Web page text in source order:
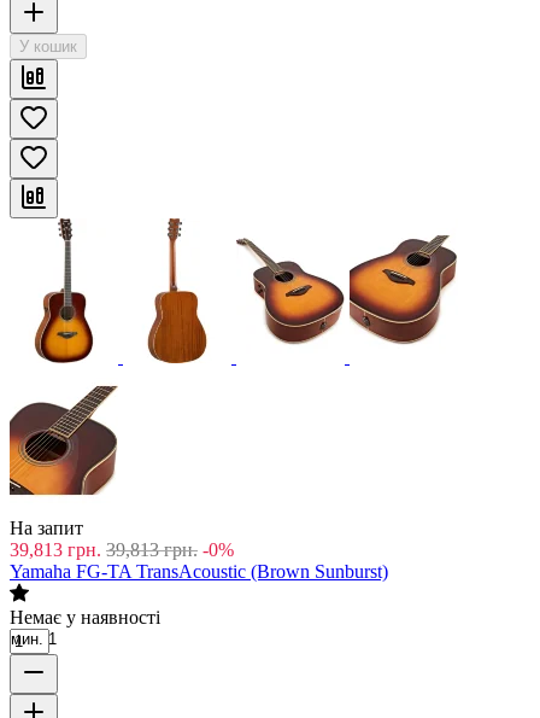
У кошик
На запит
39,813 грн. 39,813 грн. -0%
Yamaha FG-TA TransAcoustic (Brown Sunburst)
Немає у наявності
мин. 1